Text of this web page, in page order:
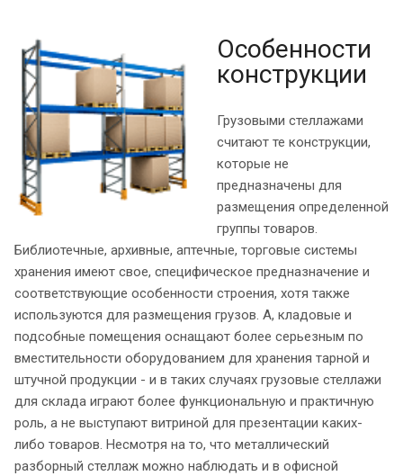
Особенности
конструкции
Грузовыми стеллажами
считают те конструкции,
которые не
предназначены для
размещения определенной
группы товаров.
Библиотечные, архивные, аптечные, торговые системы
хранения имеют свое, специфическое предназначение и
соответствующие особенности строения, хотя также
используются для размещения грузов. А, кладовые и
подсобные помещения оснащают более серьезным по
вместительности оборудованием для хранения тарной и
штучной продукции - и в таких случаях грузовые стеллажи
для склада играют более функциональную и практичную
роль, а не выступают витриной для презентации каких-
либо товаров. Несмотря на то, что металлический
разборный стеллаж можно наблюдать и в офисной